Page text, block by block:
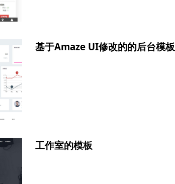
基于Amaze UI修改的的后台模板
工作室的模板